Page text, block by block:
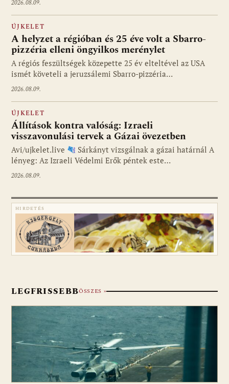
2026.08.09.
ÚJKELET
A helyzet a régióban és 25 éve volt a Sbarro-
pizzéria elleni öngyilkos merénylet
A régiós feszültségek közepette 25 év elteltével az USA
ismét követeli a jeruzsálemi Sbarro-pizzéria…
2026.08.09.
ÚJKELET
Állítások kontra valóság: Izraeli
visszavonulási tervek a Gázai övezetben
Avi/ujkelet.live
Sárkányt vizsgálnak a gázai határnál A
lényeg: Az Izraeli Védelmi Erők péntek este…
2026.08.09.
HIRDETÉS
LEGFRISSEBBÖSSZES »